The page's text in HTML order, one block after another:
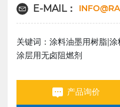
E-MAIL：
关键词：涂料油墨用树脂|
涂层用无卤阻燃剂
产品询价